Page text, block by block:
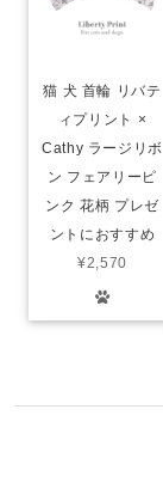
猫 犬 首輪 リバテ
ィプリント ×
Cathy ラージリボ
ン フェアリーピ
ンク 花柄 プレゼ
ントにおすすめ
¥2,570